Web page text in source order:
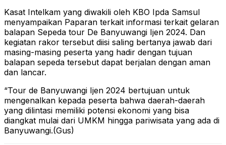
Kasat Intelkam yang diwakili oleh KBO Ipda Samsul
menyampaikan Paparan terkait informasi terkait gelaran
balapan Sepeda tour De Banyuwangi Ijen 2024. Dan
kegiatan rakor tersebut diisi saling bertanya jawab dari
masing-masing peserta yang hadir dengan tujuan
balapan sepeda tersebut dapat berjalan dengan aman
dan lancar.
“Tour de Banyuwangi Ijen 2024 bertujuan untuk
mengenalkan kepada peserta bahwa daerah-daerah
yang dilintasi memiliki potensi ekonomi yang bisa
diangkat mulai dari UMKM hingga pariwisata yang ada di
Banyuwangi.(Gus)